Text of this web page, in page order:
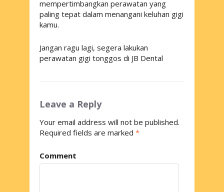
mempertimbangkan perawatan yang
paling tepat dalam menangani keluhan gigi
kamu.
Jangan ragu lagi, segera lakukan
perawatan gigi tonggos di JB Dental
Leave a Reply
Your email address will not be published.
Required fields are marked *
Comment